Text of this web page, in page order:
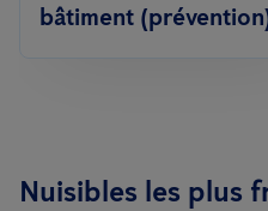
bâtiment
Nuisibles les plus